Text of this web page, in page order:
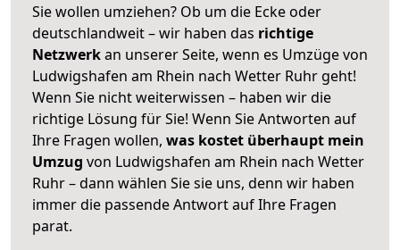
Sie wollen umziehen? Ob um die Ecke oder
deutschlandweit – wir haben das richtige
Netzwerkan unserer Seite, wenn es Umzüge von
Ludwigshafen am Rhein nach Wetter Ruhr geht!
Wenn Sie nicht weiterwissen – haben wir die
richtige Lösung für Sie! Wenn Sie Antworten auf
Ihre Fragen wollen, was kostet überhaupt mein
Umzug von Ludwigshafen am Rhein nach Wetter
Ruhr – dann wählen Sie sie uns, denn wir haben
immer die passende Antwort auf Ihre Fragen
parat.